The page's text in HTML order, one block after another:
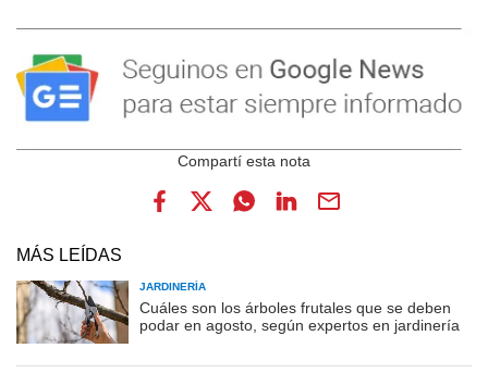
MÁS LEÍDAS
JARDINERÍA
Cuáles son los árboles frutales que se deben
podar en agosto, según expertos en jardinería